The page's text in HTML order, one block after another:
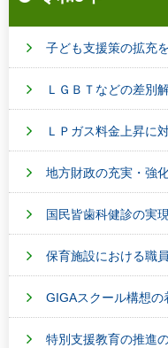
子ども支援策の拡充
ＬＧＢＴなどの差別
ＬＰガス料金上昇に
地方財政の充実・強
国民皆歯科健診の実
保育施設における職
GIGAスクール構想
特別支援教育の推進